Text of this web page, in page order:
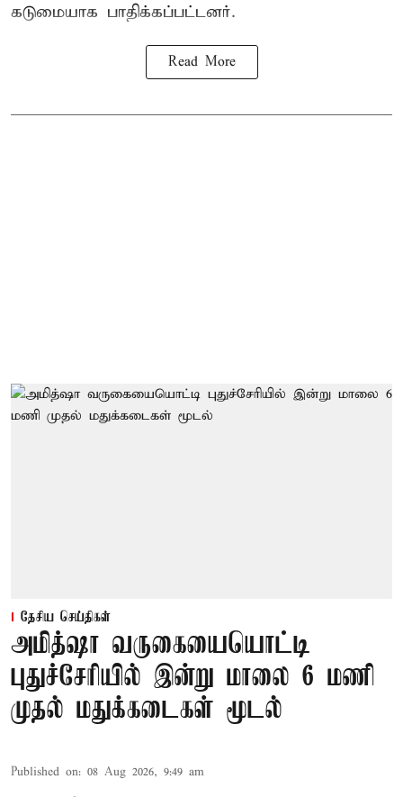
கடுமையாக பாதிக்கப்பட்டனர்.
Read More
தேசிய செய்திகள்
அமித்ஷா வருகையையொட்டி
புதுச்சேரியில் இன்று மாலை 6 மணி
முதல் மதுக்கடைகள் மூடல்
Published on: 08 Aug 2026, 9:49 am